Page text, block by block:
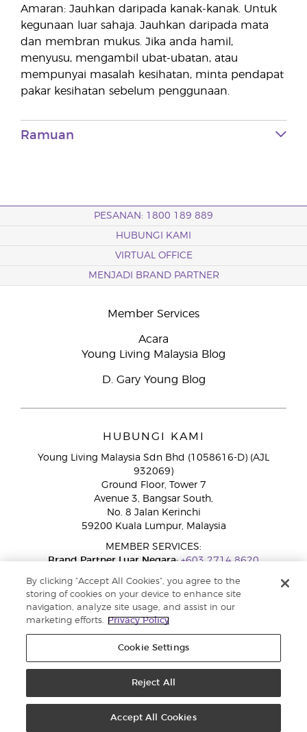
Amaran: Jauhkan daripada kanak-kanak. Untuk
kegunaan luar sahaja. Jauhkan daripada mata
dan membran mukus. Jika anda hamil,
menyusu, mengambil ubat-ubatan, atau
mempunyai masalah kesihatan, minta pendapat
pakar kesihatan sebelum penggunaan.
Ramuan
PESANAN: 1800 189 889
HUBUNGI KAMI
VIRTUAL OFFICE
MENJADI BRAND PARTNER
Member Services
Acara
Young Living Malaysia Blog
D. Gary Young Blog
HUBUNGI KAMI
Young Living Malaysia Sdn Bhd (1058616-D) (AJL
932069)
Ground Floor, Tower 7
Avenue 3, Bangsar South,
No. 8 Jalan Kerinchi
59200 Kuala Lumpur, Malaysia
MEMBER SERVICES:
Brand Partner Luar Negara:+603 2714 8620
WhatsApp:
+60 15 4600 0691
By clicking “Accept All Cookies”, you agree to the
storing of cookies on your device to enhance site
navigation, analyze site usage, and assist in our
marketing efforts.
Privacy Policy
Cookie Settings
Reject All
Accept All Cookies